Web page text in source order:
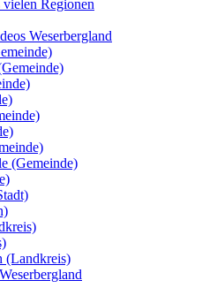
Regionen
Weserbergland
(Gemeinde)
(Landkreis)